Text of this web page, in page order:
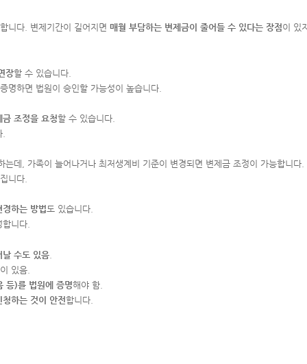
니다. 변제기간이 길어지면 매월 부담하는 변제금이 줄어들 수 있다는 장점이 있
장할 수 있습니다.
명하면 법원이 승인할 가능성이 높습니다.
금 조정을 요청할 수 있습니다.
는데, 가족이 늘어나거나 최저생계비 기준이 변경되면 변제금 조정이 가능합니다.
니다.
하는 방법도 있습니다.
니다.
날 수도 있음
이 있음.
등)를 법원에 증명해야 함.
하는 것이 안전합니다.